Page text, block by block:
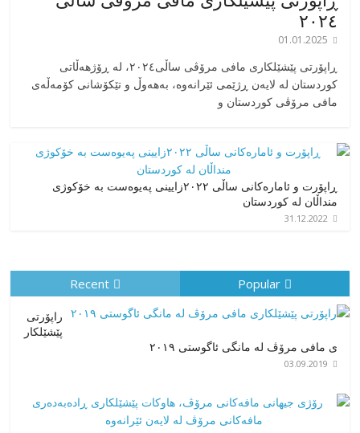
٢٠٢٤
01.01.2025
‎ڕاپۆرتی پێشێلکاری مافی مرۆڤی ساڵی٢٠٢٤، له ڕۆژهەڵاتی
کوردستان له لایەن ڕژێمی ئێرانەوە، بە‎هەوڵ و تێکۆشانی کۆمەڵەی
مافی مرۆڤی کوردستان و
ڕاپۆرت و ئامارەکانی ساڵی ٢٠٢٢زایینی پەیوەست بە خۆکوژی
منداڵان لە کوردستان
31.12.2022
Popular
Recent
راپۆرتی
پێشێلكار
ی مافی مرۆڤ له‌ مانگی ئاگوستی ٢٠١٩
03.09.2019